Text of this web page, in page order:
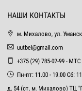
НАШИ КОНТАКТЫ
м. Михалово, ул.
uutbel@gmail.com
+375 (29) 785-02-99 - МТС
Пн-пт: 11.00 - 19.00 Сб:
д. 54 (ст. м. Михалово) ТЦ